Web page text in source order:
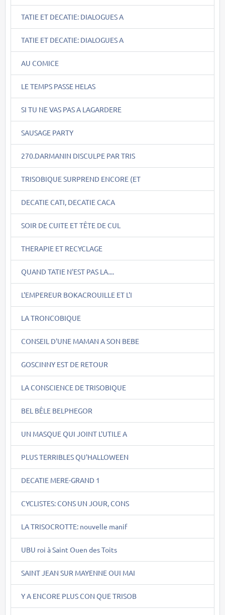
TATIE ET DECATIE: DIALOGUES A
TATIE ET DECATIE: DIALOGUES A
AU COMICE
LE TEMPS PASSE HELAS
SI TU NE VAS PAS A LAGARDERE
SAUSAGE PARTY
270.DARMANIN DISCULPE PAR TRIS
TRISOBIQUE SURPREND ENCORE (ET
DECATIE CATI, DECATIE CACA
SOIR DE CUITE ET TÊTE DE CUL
THERAPIE ET RECYCLAGE
QUAND TATIE N'EST PAS LA....
L'EMPEREUR BOKACROUILLE ET L'I
LA TRONCOBIQUE
CONSEIL D'UNE MAMAN A SON BEBE
GOSCINNY EST DE RETOUR
LA CONSCIENCE DE TRISOBIQUE
BEL BÊLE BELPHEGOR
UN MASQUE QUI JOINT L'UTILE A
PLUS TERRIBLES QU'HALLOWEEN
DECATIE MERE-GRAND 1
CYCLISTES: CONS UN JOUR, CONS
LA TRISOCROTTE: nouvelle manif
UBU roi à Saint Ouen des Toits
SAINT JEAN SUR MAYENNE OUI MAI
Y A ENCORE PLUS CON QUE TRISOB